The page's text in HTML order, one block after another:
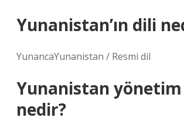
Yunanistan’ın dili
YunancaYunanistan / Resmi dil
Yunanistan
nedir?